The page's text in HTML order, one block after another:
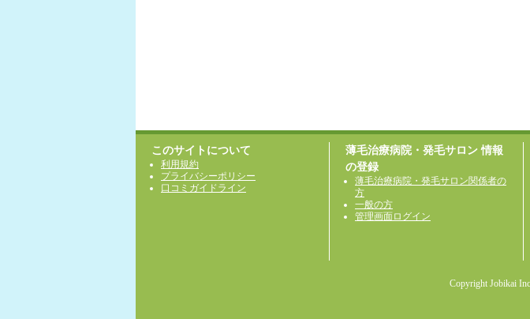
このサイトについて
利用規約
プライバシーポリシー
口コミガイドライン
薄毛治療病院・発毛サロン 情報
の登録
薄毛治療病院・発毛サロン関係者の
方
一般の方
管理画面ログイン
Copyright Jobikai